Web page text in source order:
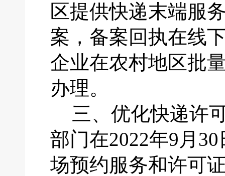
区提供快递末端服
案，备案回执在线
企业在农村地区批
办理。
三、 优化快递许
部门在2022年9月
场预约服务和许可